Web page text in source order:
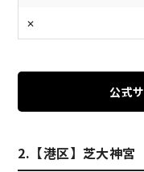
✕
公式
2.【港区】芝大神宮